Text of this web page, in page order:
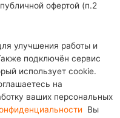
офертой (п.2
улучшения работы и
подключён сервис
использует cookie.
на
ваших персональных
Вы